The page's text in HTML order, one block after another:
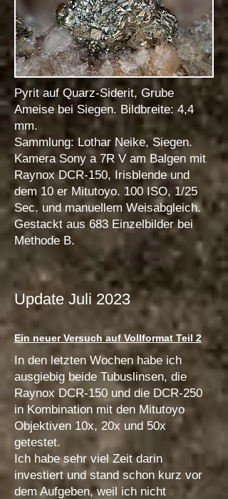
Pyrit auf Quarz-Siderit, Grube
Ameise bei Siegen. Bildbreite: 4,4
mm.
Sammlung: Lothar Neike, Siegen.
Kamera Sony a 7R V am Balgen mit
Raynox DCR-150, Irisblende und
dem 10 er Mitutoyo. 100 ISO, 1/25
Sec. und manuellem Weisabgleich.
Gestackt aus 683 Einzelbilder bei
Methode B.
Update Juli 2023
Ein neuer Versuch auf Vollformat Teil 2
In den letzten Wochen habe ich
ausgiebig beide Tubuslinsen, die
Raynox DCR-150 und die DCR-250
in Kombination mit den Mitutoyo
Objektiven 10x, 20x und 50x
getestet.
Ich habe sehr viel Zeit darin
investiert und stand schon kurz vor
dem Aufgeben, weil ich nicht